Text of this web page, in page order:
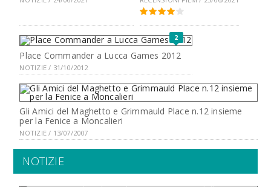
2
Place Commander a Lucca Games 2012
NOTIZIE / 31/10/2012
Gli Amici del Maghetto e Grimmauld Place n.12 insieme
per la Fenice a Moncalieri
NOTIZIE / 13/07/2007
NOTIZIE